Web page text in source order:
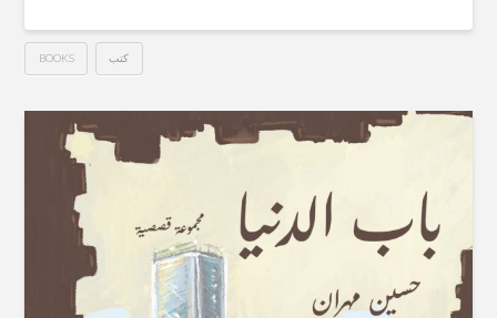
BOOKS كتب
Journey
Books
2023
01.01.2024